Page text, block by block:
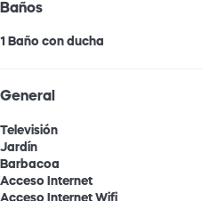
Baños
1 Baño con ducha
General
Televisión
Jardín
Barbacoa
Acceso Internet
Acceso Internet Wifi